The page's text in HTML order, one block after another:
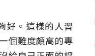
好。這樣的人習
個難度頗高的專